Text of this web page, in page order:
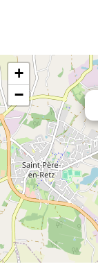
+
−